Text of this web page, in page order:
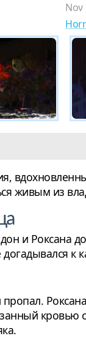
Nov
живым из
и Роксана
к